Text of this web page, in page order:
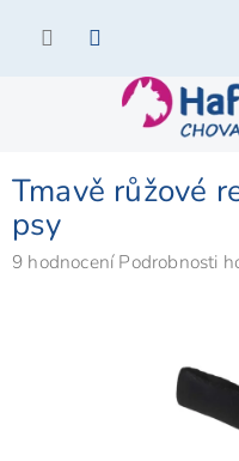
Tmavě růžové
psy
Průměrné
9 hodnocení Podrobnosti